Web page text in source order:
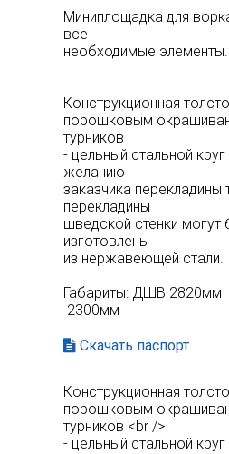
Миниплощадка для
все
необходимые элементы.
Конструкционная
порошковым
турников
- цельный стальной
желанию
заказчика перекладины
перекладины
шведской стенки могут
изготовлены
из нержавеющей стали.
Габариты: ДШВ
2300мм
Скачать паспорт
Конструкционная
порошковым
турников <br />
- цельный стальной